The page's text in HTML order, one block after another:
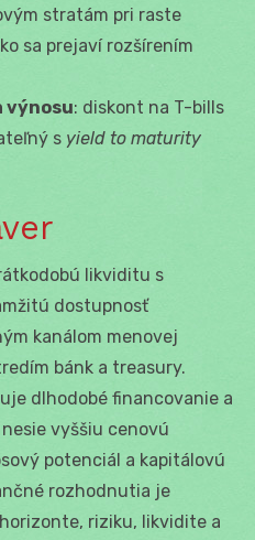
stratám pri raste
sa prejaví rozšírením
výnosu: diskont na T-bills
s yield to maturity
likviditu s
dostupnosť
kanálom menovej
bánk a treasury.
dlhodobé financovanie a
vyššiu cenovú
potenciál a kapitálovú
rozhodnutia je
riziku, likvidite a